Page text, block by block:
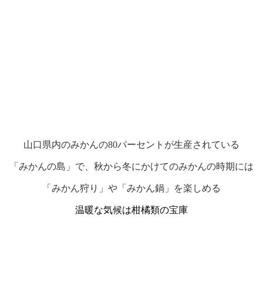
山口県内のみかんの80パーセントが生産されている
「みかんの島」で、秋から冬にかけてのみかんの時期には
「みかん狩り」や「みかん鍋」を楽しめる
温暖な気候は柑橘類の宝庫